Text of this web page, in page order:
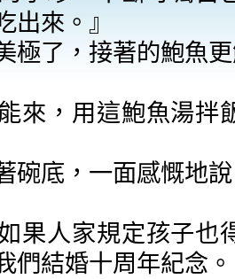
出來。』
極了，接著的鮑魚
能來，用這鮑魚湯
碗底，一面感慨地
如果人家規定孩子
們結婚十周年紀念。